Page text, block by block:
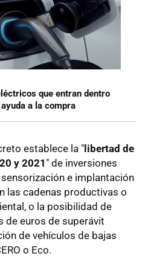
que entran dentro
a la compra
establece la " libertad de
y 2021 " de inversiones
e implantación
las cadenas productivas o
o la posibilidad de
de euros de superávit
de vehículos de bajas
o Eco.